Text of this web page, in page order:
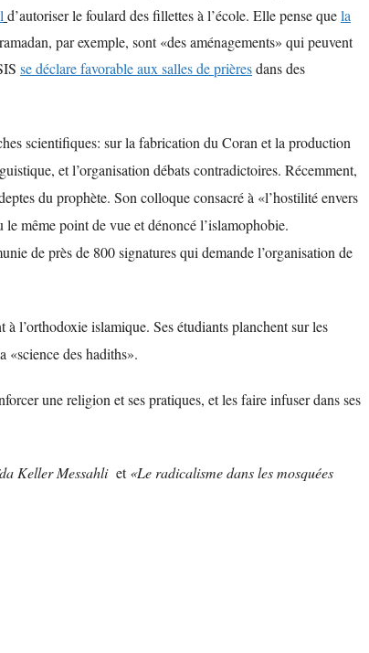
d’autoriser le foulard des fillettes à l’école. Elle pense quela
par exemple, sont «des aménagements» qui peuvent
se déclare favorable aux salles de prièresdans des
scientifiques: sur la fabrication du Coran et la production
etl’organisation débats contradictoires. Récemment,
du prophète. Son colloque consacré à «l’hostilité envers
même point de vue et dénoncé l’islamophobie.
de près de 800 signatures qui demande l’organisation de
l’orthodoxie islamique. Ses étudiants planchent sur les
«science des hadiths».
une religion et ses pratiques, et les faire infuser dans ses
Keller Messahli et«Le radicalisme dans les mosquées